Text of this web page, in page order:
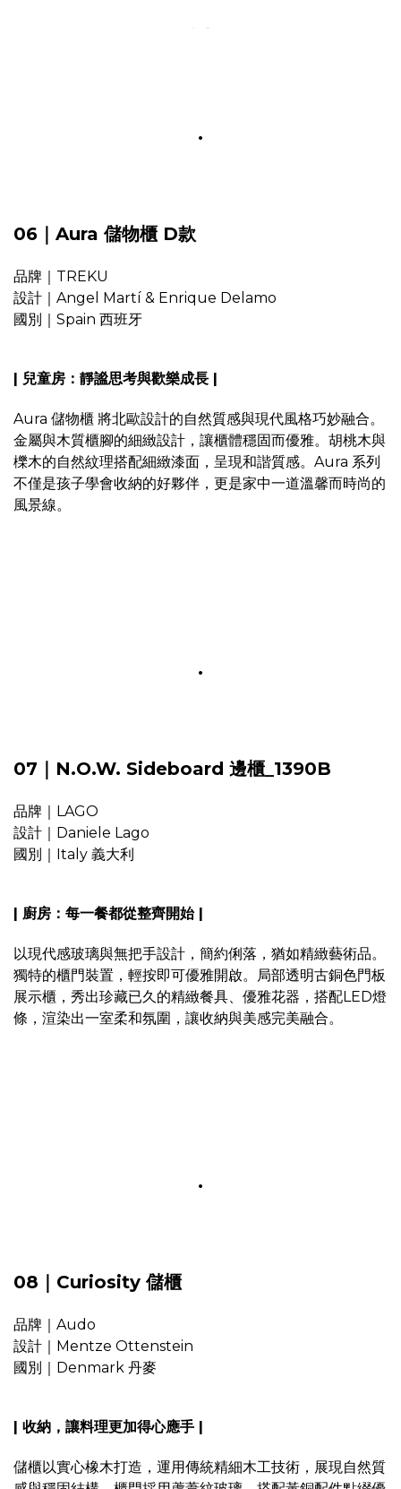
.
06｜Aura 儲物櫃 D款
品牌｜TREKU
設計｜Angel Martí & Enrique Delamo
國別｜Spain 西班牙
| 兒童房：靜謐思考與歡樂成長 |
Aura 儲物櫃 將北歐設計的自然質感與現代風格巧妙融合。
金屬與木質櫃腳的細緻設計，讓櫃體穩固而優雅。胡桃木與
櫟木的自然紋理搭配細緻漆面，呈現和諧質感。Aura 系列
不僅是孩子學會收納的好夥伴，更是家中一道溫馨而時尚的
風景線。
.
07｜N.O.W. Sideboard 邊櫃_1390B
品牌｜LAGO
設計｜Daniele Lago
國別｜Italy 義大利
| 廚房：每一餐都從整齊開始 |
以現代感玻璃與無把手設計，簡約俐落，猶如精緻藝術品。
獨特的櫃門裝置，輕按即可優雅開啟。局部透明古銅色門板
展示櫃，秀出珍藏已久的精緻餐具、優雅花器，搭配LED燈
條，渲染出一室柔和氛圍，讓收納與美感完美融合。
.
08｜Curiosity 儲櫃
品牌｜Audo
設計｜Mentze Ottenstein
國別｜Denmark 丹麥
| 收納，讓料理更加得心應手 |
儲櫃以實心橡木打造，運用傳統精細木工技術，展現自然質